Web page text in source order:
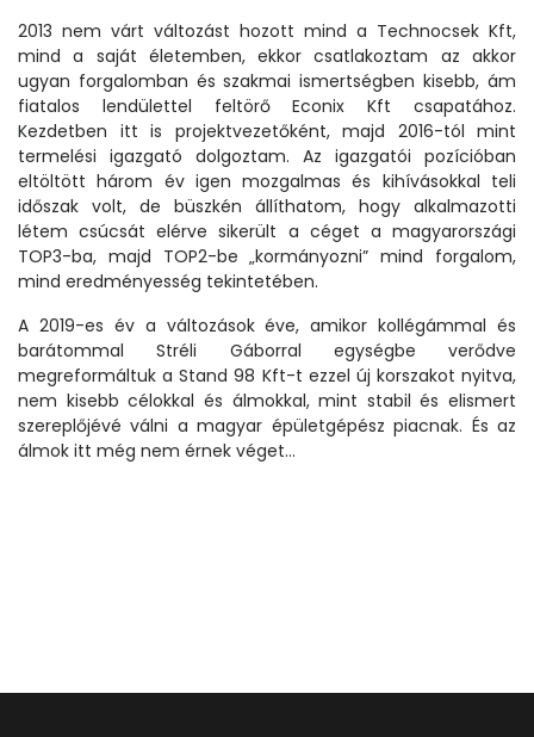
2013 nem várt változást hozott mind a Technocsek Kft,
mind a saját életemben, ekkor csatlakoztam az akkor
ugyan forgalomban és szakmai ismertségben kisebb, ám
fiatalos lendülettel feltörő Econix Kft csapatához.
Kezdetben itt is projektvezetőként, majd 2016-tól mint
termelési igazgató dolgoztam. Az igazgatói pozícióban
eltöltött három év igen mozgalmas és kihívásokkal teli
időszak volt, de büszkén állíthatom, hogy alkalmazotti
létem csúcsát elérve sikerült a céget a magyarországi
TOP3-ba, majd TOP2-be „kormányozni” mind forgalom,
mind eredményesség tekintetében.
A 2019-es év a változások éve, amikor kollégámmal és
barátommal Stréli Gáborral egységbe verődve
megreformáltuk a Stand 98 Kft-t ezzel új korszakot nyitva,
nem kisebb célokkal és álmokkal, mint stabil és elismert
szereplőjévé válni a magyar épületgépész piacnak. És az
álmok itt még nem érnek véget…